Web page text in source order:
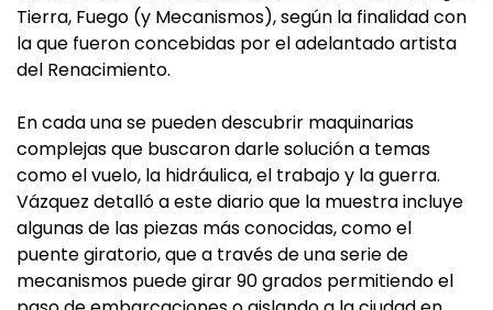
Tierra, Fuego (y Mecanismos), según la finalidad con
la que fueron concebidas por el adelantado artista
del Renacimiento.
En cada una se pueden descubrir maquinarias
complejas que buscaron darle solución a temas
como el vuelo, la hidráulica, el trabajo y la guerra.
Vázquez detalló a este diario que la muestra incluye
algunas de las piezas más conocidas, como el
puente giratorio, que a través de una serie de
mecanismos puede girar 90 grados permitiendo el